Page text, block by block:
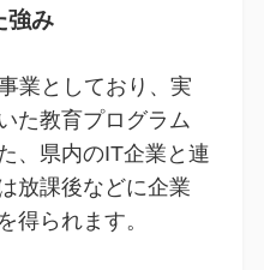
強み
業としており、実
た教育プログラム
、県内のIT企業と連
放課後などに企業
得られます。